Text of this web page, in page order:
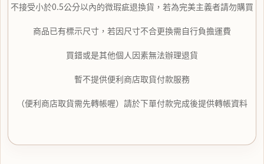
不接受小於0.5公分以內的微瑕疵退換貨，若為完美主義者請勿購買
商品已有標示尺寸，若因尺寸不合更換需自行負擔運費
買錯或是其他個人因素無法辦理退貨
暫不提供便利商店取貨付款服務
（便利商店取貨需先轉帳喔）請於下單付款完成後提供轉帳資料